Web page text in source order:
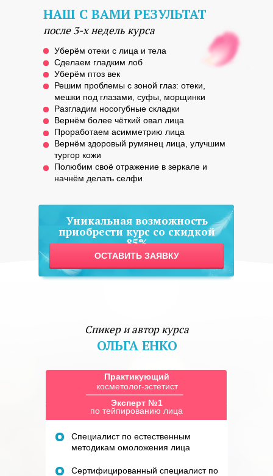
НАШ С ВАМИ РЕЗУЛЬТАТ
Уникальная возможность
приобрести курс со скидкой
85%
после 3-х недель курса
Уберём отеки с лица и тела
Сделаем гладким лоб
Уберём птоз век
Решим проблемы с зоной глаз: отеки,
мешки под глазами, суфы, морщинки
Разгладим носогубные складки
Вернём более чёткий овал лица
Проработаем асимметрию лица
Вернём здоровый румянец лица, улучшим
тургор кожи
Полюбим своё отражение в зеркале и
начнём делать селфи
ОСТАВИТЬ ЗАЯВКУ
Спикер и автор курса
ОЛЬГА ЕНКО
Специалист по естественным
методикам омоложения лица
Практикующий
косметолог-эстетист
Эксперт №1
по тейпированию лица
Сертифицированный специалист по